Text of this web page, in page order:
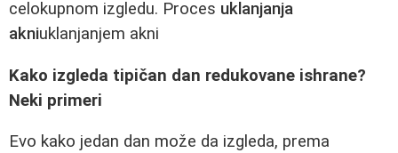
celokupnom izgledu. Proces uklanjanja
akniuklanjanjem akni
Kako izgleda tipičan dan redukovane ishrane?
Neki primeri
Evo kako jedan dan može da izgleda, prema